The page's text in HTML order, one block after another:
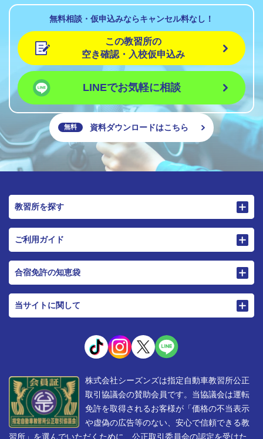
無料相談・仮申込みならキャンセル料なし！
この教習所の
空き確認・入校仮申込み
LINEでお気軽に相談
無料 資料ダウンロードはこちら
教習所を探す
ご利用ガイド
合宿免許の知恵袋
当サイトに関して
株式会社シーズンズは指定自動車教習所公正
取引協議会の賛助会員です。当協議会は運転
免許を取得されるお客様が「価格の不当表示
や虚偽の広告等のない、安心で信頼できる教
習所」を選んでいただくために、公正取引委員会の認定を受けた